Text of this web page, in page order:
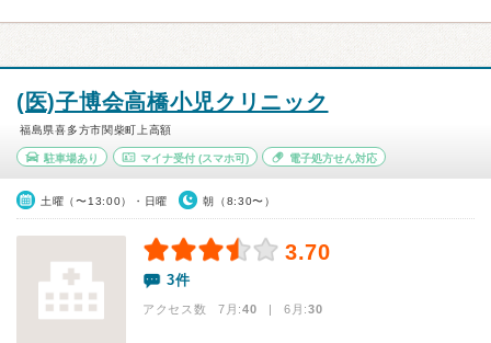
(医)子博会高橋小児クリニック
福島県喜多方市関柴町上高額
駐車場あり マイナ受付(スマホ可) 電子処方せん対応
土曜（〜13:00）・日曜 朝（8:30〜）
3.70
3件
アクセス数 7月:40 | 6月:30